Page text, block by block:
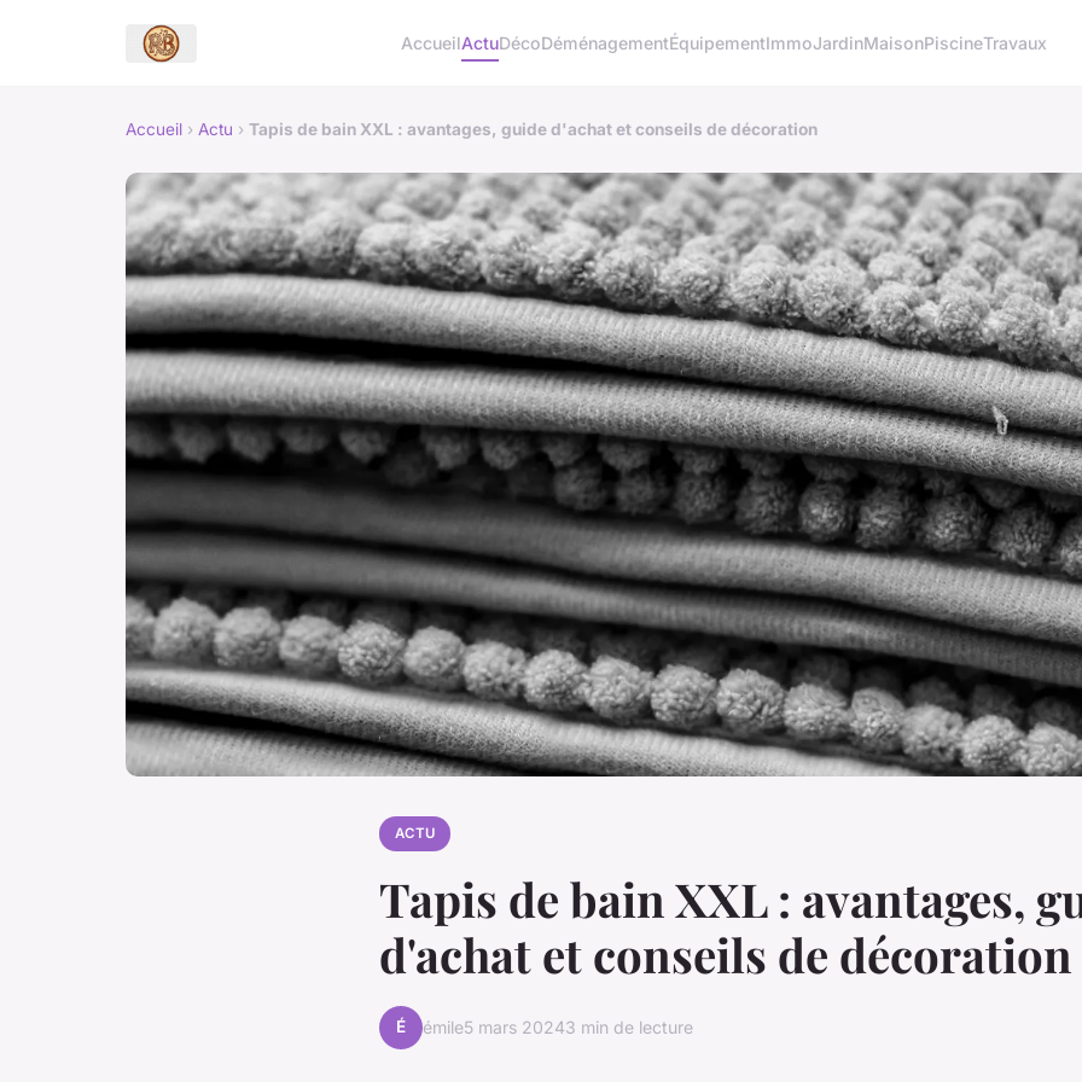
AccueilActuDécoDéménagementÉquipementImmoJardinMaisonPiscineTravaux
Accueil › Actu › Tapis de bain XXL : avantages, guide d'achat et conseils de décoration
ACTU
Tapis de bain XXL : avantages,
d'achat et conseils de décoration
É émile5 mars 20243 min de lecture